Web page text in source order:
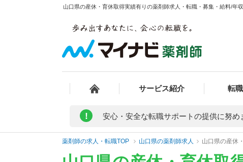
山口県の産休・育休取得実績有りの薬剤師求人・転職・募集・給料/年
サービス紹介 転
! 安心・安全な転職サポートの提供に努め
薬剤師の求人・転職TOP 山口県の薬剤師求人 山口県の産休